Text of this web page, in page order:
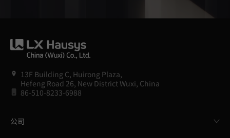
13F Building C, Huirong Plaza,
Hefeng Road 26, New District Wuxi, China
86-510-8233-6988
公司